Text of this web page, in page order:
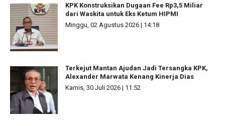
KPK Konstruksikan Dugaan Fee Rp3,5 Miliar
dari Waskita untuk Eks Ketum HIPMI
Minggu, 02 Agustus 2026 | 14:18
Terkejut Mantan Ajudan Jadi Tersangka KPK,
Alexander Marwata Kenang Kinerja Dias
Kamis, 30 Juli 2026 | 11:52